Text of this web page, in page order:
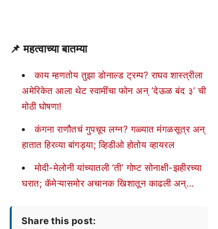
📌महत्वाच्या बातम्या
काय म्हणतोय तुझा डोनाल्ड ट्रम्प? राघव शास्त्रीला
अमेरिकेत आला थेट स्वामींचा फोन अन् ‘देऊळ बंद ३’ ची
मोठी घोषणा!
कंगना राणौतचं गुपचूप लग्न? गळ्यात मंगळसूत्र अन्
हातात हिरव्या बांगड्या; व्हिडीओ होतोय व्हायरल
मोदी-मेलोनी यांच्यातली ‘ती’ गोष्ट सोनाक्षी-झहीरच्या
घरात; कॅमेऱ्यासमोर अचानक खिशातून काढली अन्…
Share this post: